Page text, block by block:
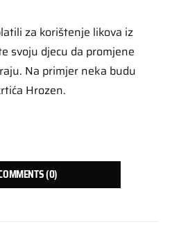
za korištenje likova iz
svoju djecu da promjene
Na primjer neka budu
Hrozen.
(0)